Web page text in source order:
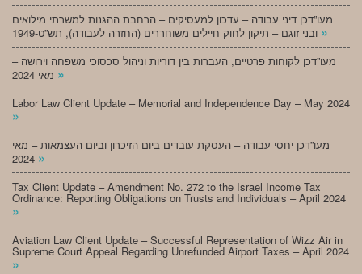
מעו”דכן דיני עבודה – עדכון למעסיקים – הרחבת ההגנות למשרתי מילואים
»
מעו”דכן לקוחות פרטיים, העברות בין דוריות וניהול סכסוכי משפחה וירושה –
»
Labor Law Client Update – Memorial and Independence Day – May 2024
»
מעו”דכן יחסי עבודה – העסקת עובדים ביום הזיכרון וביום העצמאות – מאי
»
Tax Client Update – Amendment No. 272 to the Israel Income Tax
Ordinance: Reporting Obligations on Trusts and Individuals – April 2024
»
Aviation Law Client Update – Successful Representation of Wizz Air in
Supreme Court Appeal Regarding Unrefunded Airport Taxes – April 2024
»